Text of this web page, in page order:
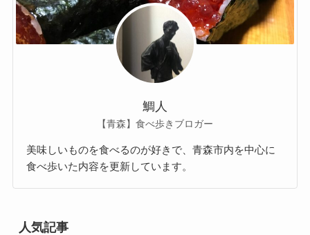
鯛人
【青森】食べ歩きブロガー
美味しいものを食べるのが好きで、青森市内を中心に
食べ歩いた内容を更新しています。
人気記事